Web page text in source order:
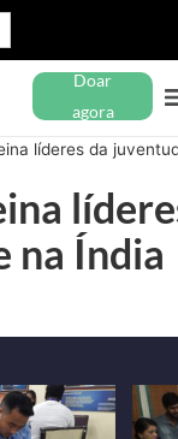
Doar
agora
líderes da
na Índia